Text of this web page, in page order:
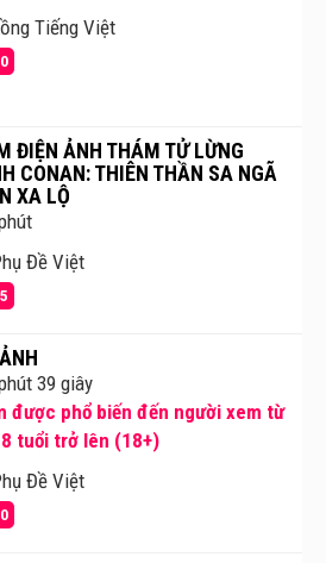
Tiếng Việt
ĐIỆN ẢNH THÁM TỬ LỪNG
CONAN: THIÊN THẦN SA NGÃ
XA LỘ
Đề Việt
39 giây
được phổ biến đến người xem từ
tuổi trở lên (18+)
Đề Việt